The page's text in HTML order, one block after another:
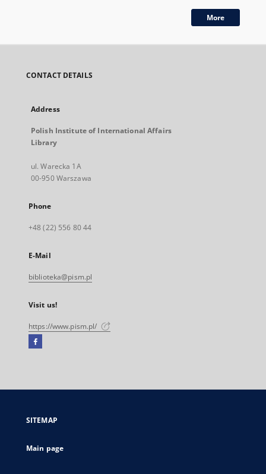
More
CONTACT DETAILS
Address
Polish Institute of International Affairs
Library
ul. Warecka 1A
00-950 Warszawa
Phone
+48 (22) 556 80 44
E-Mail
biblioteka@pism.pl
Visit us!
https://www.pism.pl/
Facebook
open
new
SITEMAP
Main page